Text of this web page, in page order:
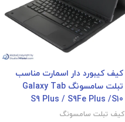
کیف کیبورد دار اسمارت مناسب
تبلت سامسونگ Galaxy Tab
S9 Plus / S9Fe Plus /S10
Plus
کیف تبلت سامسونگ